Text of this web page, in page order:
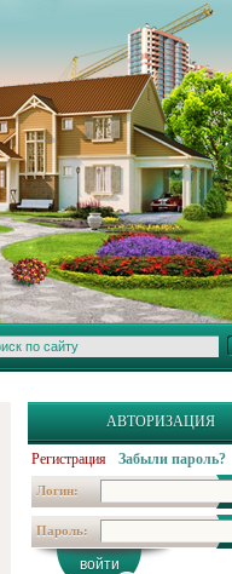
АВТОРИЗАЦИЯ
Регистрация Забыли пароль?
Логин:
Пароль: